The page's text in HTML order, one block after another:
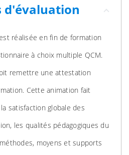
d'évaluation
réalisée en fin de formation
à choix multiple QCM.
remettre une attestation
Cette animation fait
satisfaction globale des
les qualités pédagogiques du
moyens et supports